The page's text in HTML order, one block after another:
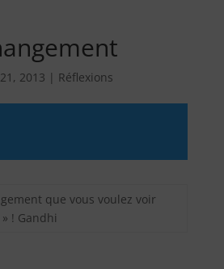
2013 | Réflexions
que vous voulez voir
! Gandhi